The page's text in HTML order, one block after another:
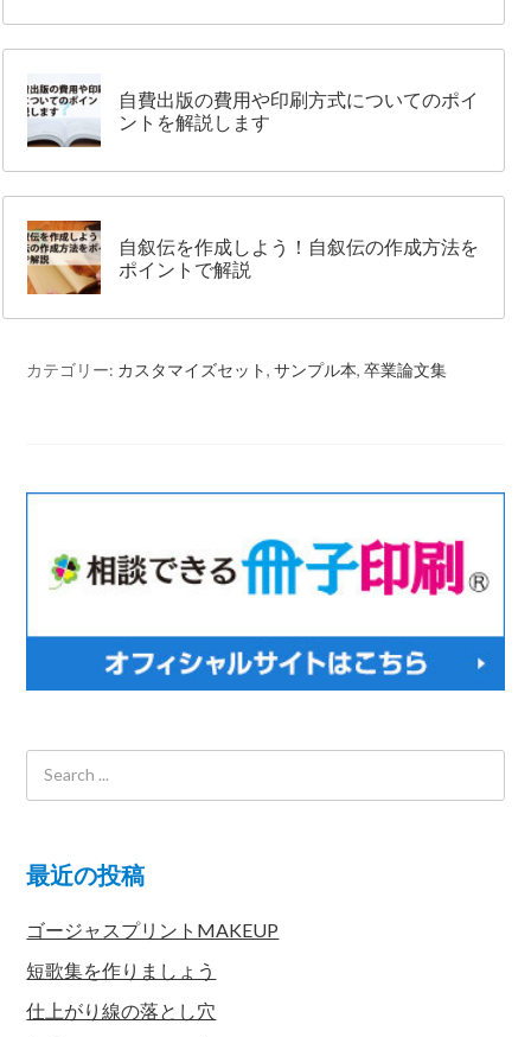
自費出版の費用や印刷方式についてのポイ
ントを解説します
自叙伝を作成しよう！自叙伝の作成方法を
ポイントで解説
カテゴリー: カスタマイズセット,サンプル本,卒業論文集
最近の投稿
ゴージャスプリントMAKEUP
短歌集を作りましょう
仕上がり線の落とし穴